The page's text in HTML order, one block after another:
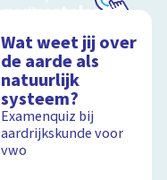
aardlagen
zonnestelsel in
3D
Reis mee door ons
zonnestelsel
Schoolplaat
Wat weet jij over
de aarde als
natuurlijk
systeem?
Examenquiz bij
aardrijkskunde voor
vwo